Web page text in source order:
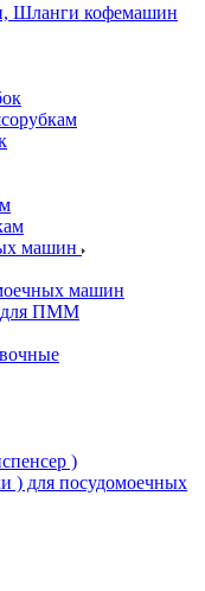
Шланги кофемашин
машин
машин
для ПММ
)
) для посудомоечных